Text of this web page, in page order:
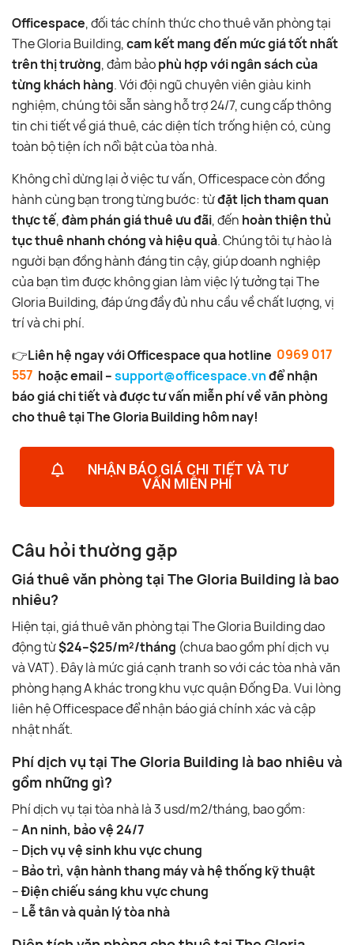
Officespace, đối tác chính thức cho thuê văn phòng tại
The Gloria Building,cam kết mang đến mức giá tốt nhất
trên thị trường, đảm bảophù hợp với ngân sách của
từng khách hàng. Với đội ngũ chuyên viên giàu kinh
nghiệm, chúng tôi sẵn sàng hỗ trợ 24/7, cung cấp thông
tin chi tiết về giá thuê, các diện tích trống hiện có, cùng
toàn bộ tiện ích nổi bật của tòa nhà.
Không chỉ dừng lại ở việc tư vấn, Officespace còn đồng
hành cùng bạn trong từng bước: từđặt lịch tham quan
thực tế,đàm phán giá thuê ưu đãi, đến hoàn thiện thủ
tục thuê nhanh chóng và hiệu quả. Chúng tôi tự hào là
người bạn đồng hành đáng tin cậy, giúp doanh nghiệp
của bạn tìm được không gian làm việc lý tưởng tại The
Gloria Building, đáp ứng đầy đủ nhu cầu về chất lượng, vị
trí và chi phí.
👉Liên hệ ngay với Officespace qua hotline 0969 017
557 hoặc email –support@officespace.vnđể nhận
báo giá chi tiết và được tư vấn miễn phí về văn phòng
cho thuê tại The Gloria Building hôm nay!
NHẬN BÁO GIÁ CHI TIẾT VÀ TƯ
VẤN MIỄN PHÍ
Câu hỏi thường gặp
Giá thuê văn phòng tại The Gloria Building là bao
nhiêu?
Hiện tại, giá thuê văn phòng tại The Gloria Building dao
động từ$24–$25/m²/tháng (chưa bao gồm phí dịch vụ
và VAT). Đây là mức giá cạnh tranh so với các tòa nhà văn
phòng hạng A khác trong khu vực quận Đống Đa. Vui lòng
liên hệ Officespace để nhận báo giá chính xác và cập
nhật nhất.
Phí dịch vụ tại The Gloria Building là bao nhiêu và
gồm những gì?
Phí dịch vụ tại tòa nhà là 3 usd/m2/tháng, bao gồm:
–An ninh, bảo vệ 24/7
– Dịch vụ vệ sinh khu vực chung
– Bảo trì, vận hành thang máy và hệ thống kỹ thuật
–Điện chiếu sáng khu vực chung
– Lễ tân và quản lý tòa nhà